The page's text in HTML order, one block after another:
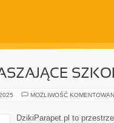
MOŻLIWOŚĆ
DzikiParapet.pl to